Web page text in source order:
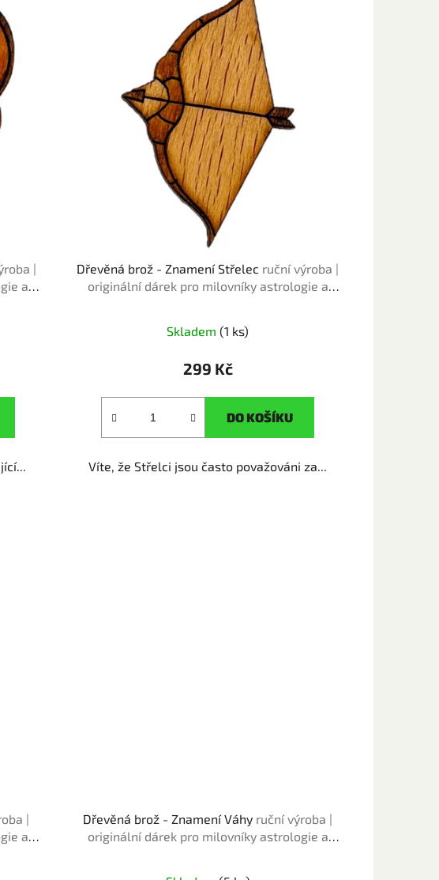
|
a
Dřevěná brož - Znamení Střelec ruční výroba |
originální dárek pro milovníky astrologie a
Skladem(1 ks)
299 Kč
DO KOŠÍKU
Víte, že Střelci jsou často považováni za...
|
a
Dřevěná brož - Znamení Váhy ruční výroba |
originální dárek pro milovníky astrologie a